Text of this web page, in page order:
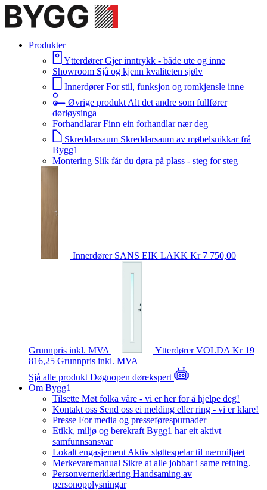
Produkter
Ytterdører Gjer inntrykk - både ute og inne
Showroom Sjå og kjenn kvaliteten sjølv
Innerdører For stil, funksjon og romkjensle inne
Øvrige produkt Alt det andre som fullfører
dørløysinga
Forhandlarar Finn ein forhandlar nær deg
Skreddarsaum Skreddarsaum av møbelsnikkar frå
Bygg1
Montering Slik får du døra på plass - steg for steg
Innerdører SANS EIK LAKK Kr 7 750,00
Grunnpris inkl. MVA YtterdørerVOLDA Kr 19
816,25 Grunnpris inkl. MVA
Sjå alle produkt Døgnopen dørekspert
Om Bygg1
Tilsette Møt folka våre - vi er her for å hjelpe deg!
Kontakt oss Send oss ei melding eller ring - vi er klare!
Presse For media og presseførespurnader
Etikk, miljø og berekraft Bygg1 har eit aktivt
samfunnsansvar
Lokalt engasjement Aktiv støttespelar til nærmiljøet
Merkevaremanual Sikre at alle jobbar i same retning.
Personvernerklæring Handsaming av
personopplysningar